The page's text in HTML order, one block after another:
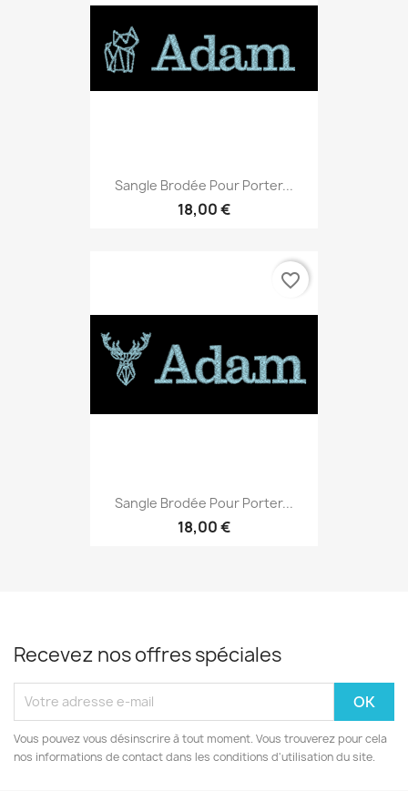
Sangle Brodée Pour Porter...
18,00 €
Sangle Brodée Pour Porter...
18,00 €
favorite_border
Recevez nos offres spéciales
Vous pouvez vous désinscrire à tout moment. Vous trouverez pour cela
nos informations de contact dans les conditions d'utilisation du site.